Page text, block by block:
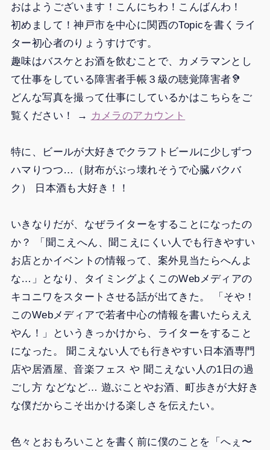
おはようございます！こんにちわ！こんばんわ！
初めまして！神戸市を中心に関西のTopicを書くライ
ター初心者のりょうすけです。
趣味はバスケとお酒を飲むことで、カメラマンとし
て仕事をしている障害者手帳３級の聴覚障害者🦻
どんな写真を撮って仕事にしているかはこちらをご
覧ください！ → カメラのアカウント
特に、ビールが大好きでクラフトビールに少しずつ
ハマりつつ…（財布がぶっ壊れそうで心臓バクバ
ク） 日本酒も大好き！！
いきなりだが、なぜライターをすることになったの
か？ 「聞こえへん、聞こえにくい人でも行きやすい
お店とかイベントの情報って、案外見当たらへんよ
な…」となり、タイミングよくこのWebメディアの
キコニワをスタートさせる話が出てきた。 「そや！
このWebメディアで若者中心の情報を書いたらええ
やん！」というきっかけから、ライターをすること
になった。 聞こえない人でも行きやすい日本酒専門
店や居酒屋、音楽フェス や 聞こえない人の1日の過
ごし方 などなど… 遊ぶことやお酒、町歩きが大好き
な僕だからこそ出かける楽しさを伝えたい。
色々とおもろいことを書く前に僕のことを「へぇ〜